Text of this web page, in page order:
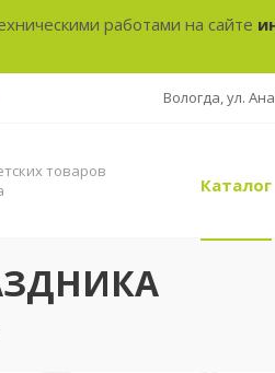
работами на сайте
Вологда, ул.
товаров
Каталог